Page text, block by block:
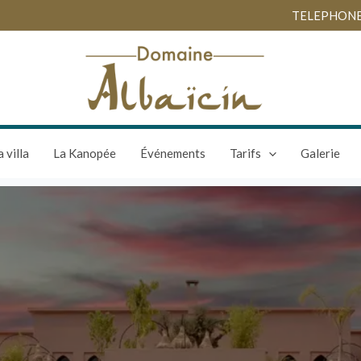
villa La Kanopée Événements Tarifs Galerie